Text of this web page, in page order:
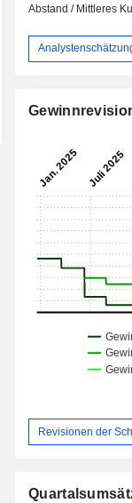
Abstand / Mittleres
Revisionen der